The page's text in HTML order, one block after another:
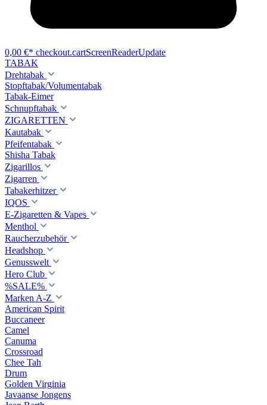
0,00 €* checkout.cartScreenReaderUpdate
TABAK
Drehtabak
Stopftabak/Volumentabak
Tabak-Eimer
Schnupftabak
ZIGARETTEN
Kautabak
Pfeifentabak
Shisha Tabak
Zigarillos
Zigarren
Tabakerhitzer
IQOS
E-Zigaretten & Vapes
Menthol
Raucherzubehör
Headshop
Genusswelt
Hero Club
%SALE%
Marken A-Z
American Spirit
Buccaneer
Camel
Canuma
Crossroad
Сhee Tah
Drum
Golden Virginia
Javaanse Jongens